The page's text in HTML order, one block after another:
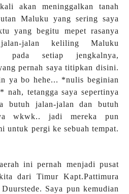
akan meninggalkan tanah
Maluku yang sering saya
yang begitu mepet rasanya
jalan keliling Maluku
pada setiap jengkalnya,
pernah saya titipkan disini.
ya bo hehe... *nulis beginian
nah, tetangga saya sepertinya
butuh jalan-jalan dan butuh
wkwk.. jadi mereka pun
untuk pergi ke sebuah tempat.
ini pernah menjadi pusat
dari Timur Kapt.Pattimura
Saya pun kemudian